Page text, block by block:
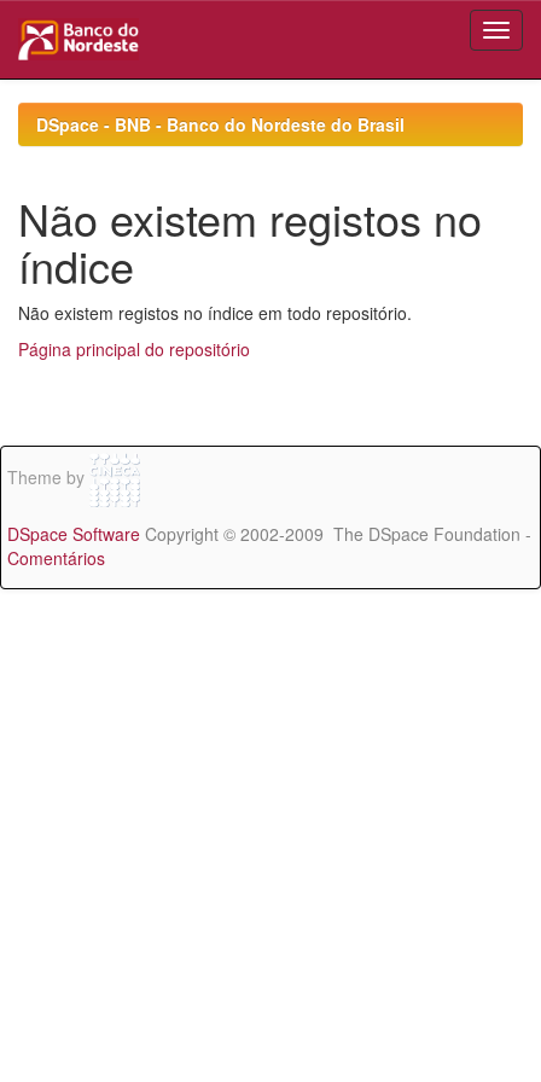
navigationDSpace - BNB - Banco do Nordeste do Brasil
Não existem registos no
índice
Não existem registos no índice em todo repositório.
Página principal do repositório
Theme by
DSpace Software Copyright © 2002-2009 The DSpace Foundation -
Comentários